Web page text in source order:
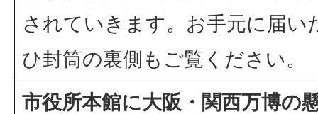
されていきます。お手元に届い
ひ封筒の裏側もご覧ください。
市役所本館に大阪・関西万博の